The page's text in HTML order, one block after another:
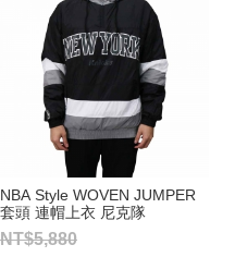
NBA Style WOVEN JUMPER
套頭 連帽上衣 尼克隊
NT$5,880